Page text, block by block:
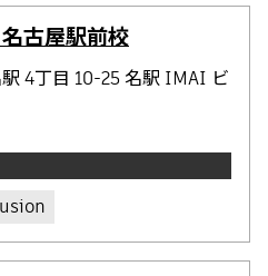
古屋駅前校
4丁目 10-25 名駅 IMAI ビ